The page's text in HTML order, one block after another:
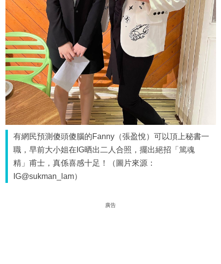
有網民預測傻頭傻腦的Fanny（張盈悅）可以頂上秘書一
職，早前大小姐在IG晒出二人合照，擺出絕招「篤魂
精」甫士，真係喜感十足！（圖片來源：
IG@sukman_lam）
廣告